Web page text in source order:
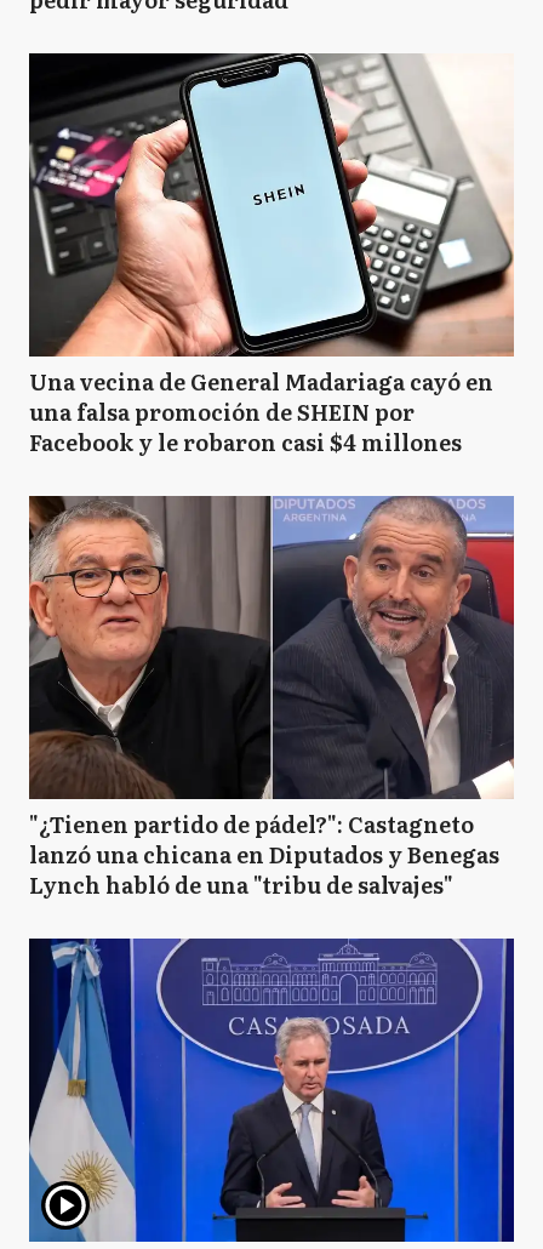
Una vecina de General Madariaga cayó en
una falsa promoción de SHEIN por
Facebook y le robaron casi $4 millones
"¿Tienen partido de pádel?": Castagneto
lanzó una chicana en Diputados y Benegas
Lynch habló de una "tribu de salvajes"